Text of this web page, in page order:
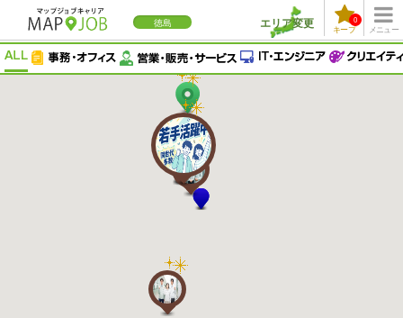
徳島
メニュー
キープ
0
エリア変更